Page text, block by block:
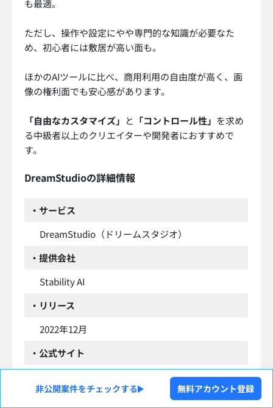
も最適。
ただし、操作や設定にやや専門的な知識が必要なた
め、初心者には敷居が高い面も。
ほかのAIツールに比べ、商用利用の自由度が高く、画
像の権利面でも安心感があります。
「自由なカスタマイズ」 と 「コントロール性」 を求め
る中級者以上のクリエイターや開発者におすすめで
す。
DreamStudioの詳細情報
・サービス
DreamStudio（ドリームスタジオ）
・提供会社
Stability AI
・リリース
2022年12月
・公式サイト
非公開案件をチェックする 無料アカウント登録